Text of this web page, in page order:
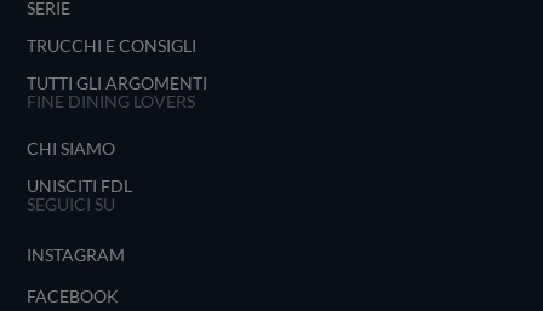
SERIE
TRUCCHI E CONSIGLI
TUTTI GLI ARGOMENTI
FINE DINING LOVERS
CHI SIAMO
UNISCITI FDL
SEGUICI SU
INSTAGRAM
FACEBOOK